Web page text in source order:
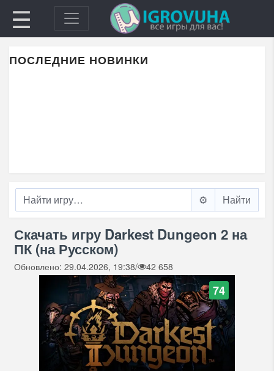
☰
ПОСЛЕДНИЕ НОВИНКИ
⚙️
Скачать игру Darkest Dungeon 2 на
ПК (на Русском)
Обновлено: 29.04.2026, 19:38/ 42 658
74